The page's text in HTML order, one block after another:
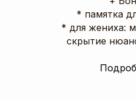
* памятка
* для жениха:
скрытие